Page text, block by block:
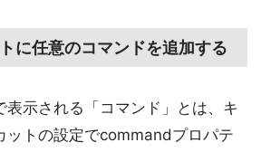
に任意のコマンドを追加する
表示される「コマンド」とは、キ
ットの設定でcommandプロパテ